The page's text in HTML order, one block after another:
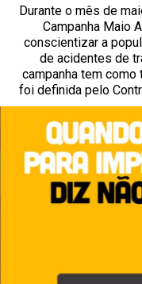
Durante o mês de
Campanha Maio
conscientizar a
de acidentes de
campanha tem como
foi definida pelo